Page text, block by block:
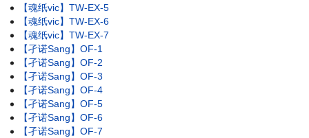
【魂纸vic】TW-EX-5
【魂纸vic】TW-EX-6
【魂纸vic】TW-EX-7
【孑诺Sang】OF-1
【孑诺Sang】OF-2
【孑诺Sang】OF-3
【孑诺Sang】OF-4
【孑诺Sang】OF-5
【孑诺Sang】OF-6
【孑诺Sang】OF-7